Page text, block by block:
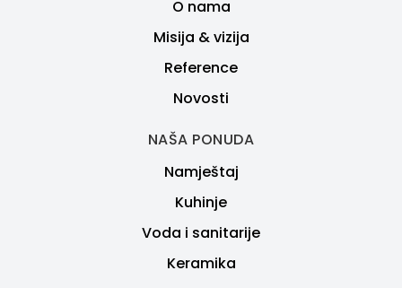
O nama
Misija & vizija
Reference
Novosti
NAŠA PONUDA
Namještaj
Kuhinje
Voda i sanitarije
Keramika